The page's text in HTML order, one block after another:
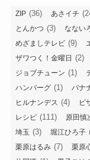
ZIP (36) あさイチ
とんかつ (3) なない
めざましテレビ (9)
ザワつく！金曜日 (2)
ジョブチューン (1)
ハンバーグ (1) バナ
ヒルナンデス (4) ピ
レシピ (111) 原田慎
埼玉 (3) 堀江ひろ子
栗原はるみ (7) 栗原